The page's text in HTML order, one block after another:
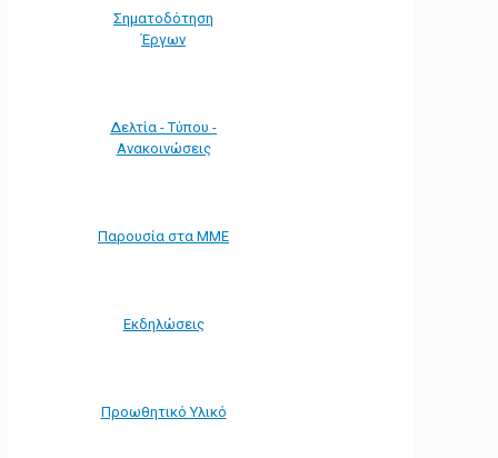
Σηματοδότηση
Έργων
Δελτία - Τύπου -
Ανακοινώσεις
Παρουσία στα ΜΜΕ
Εκδηλώσεις
Προωθητικό Υλικό